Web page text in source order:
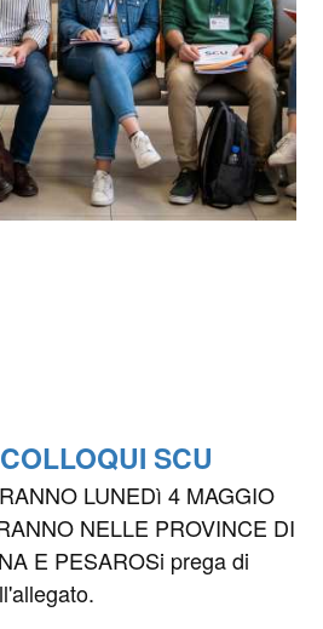
SCU
LUNEDì 4 MAGGIO
NELLE PROVINCE DI
E PESAROSi prega di